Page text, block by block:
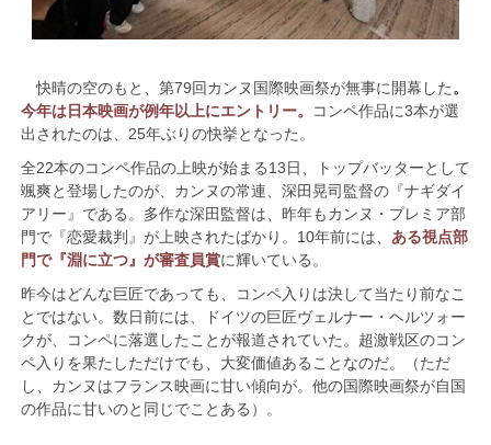
快晴の空のもと、第79回カンヌ国際映画祭が無事に開幕した。
今年は日本映画が例年以上にエントリー。
コンペ作品に3本が選
出されたのは、25年ぶりの快挙となった。
全22本のコンペ作品の上映が始まる13日、トップバッターとして
颯爽と登場したのが、カンヌの常連、深田晃司監督の『ナギダイ
アリー』である。多作な深田監督は、昨年もカンヌ・プレミア部
門で『恋愛裁判』が上映されたばかり。10年前には、 ある視点部
門で『淵に立つ』が審査員賞に輝いている。
昨今はどんな巨匠であっても、コンペ入りは決して当たり前なこ
とではない。数日前には、ドイツの巨匠ヴェルナー・ヘルツォー
クが、コンペに落選したことが報道されていた。超激戦区のコン
ペ入りを果たしただけでも、大変価値あることなのだ。（ただ
し、カンヌはフランス映画に甘い傾向が。他の国際映画祭が自国
の作品に甘いのと同じでことある）。